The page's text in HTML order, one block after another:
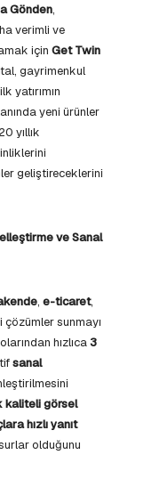
Gönden,
verimli ve
için Get Twin
gayrimenkul
yatırımın
yeni ürünler
yıllık
geliştireceklerini
ve Sanal
, e-ticaret,
sunmayı
hızlıca3
sanal
kaliteli görsel
hızlı yanıt
olduğunu